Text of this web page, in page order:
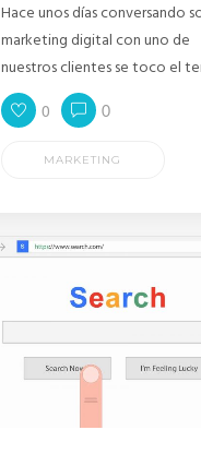
Hace unos días conversando
marketing digital con uno de
nuestros clientes se toco el
0 0
MARKETING